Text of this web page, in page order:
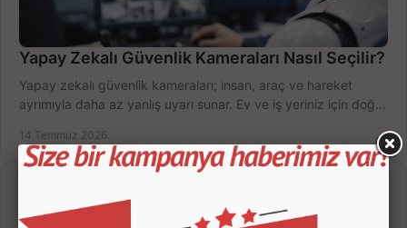
Yapay Zekalı Güvenlik Kameraları Nasıl Seçilir?
Yapay zekalı güvenlik kameraları; insan, araç ve hareket
ayrımıyla daha az yanlış uyarı sunar. Ev ve iş yeriniz için doğru
14 Temmuz 2026